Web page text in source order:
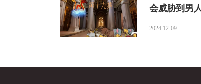
会威胁到男人
2024-12-09